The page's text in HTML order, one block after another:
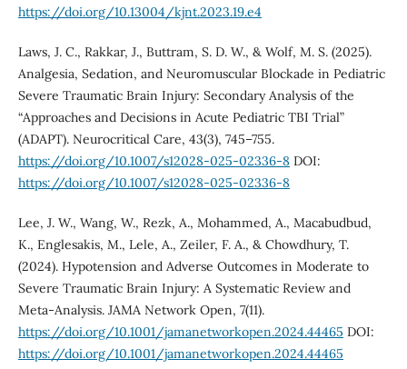
https://doi.org/10.13004/kjnt.2023.19.e4
Laws, J. C., Rakkar, J., Buttram, S. D. W., & Wolf, M. S. (2025).
Analgesia, Sedation, and Neuromuscular Blockade in Pediatric
Severe Traumatic Brain Injury: Secondary Analysis of the
“Approaches and Decisions in Acute Pediatric TBI Trial”
(ADAPT). Neurocritical Care, 43(3), 745–755.
https://doi.org/10.1007/s12028-025-02336-8DOI:
https://doi.org/10.1007/s12028-025-02336-8
Lee, J. W., Wang, W., Rezk, A., Mohammed, A., Macabudbud,
K., Englesakis, M., Lele, A., Zeiler, F. A., & Chowdhury, T.
(2024). Hypotension and Adverse Outcomes in Moderate to
Severe Traumatic Brain Injury: A Systematic Review and
Meta-Analysis. JAMA Network Open, 7(11).
https://doi.org/10.1001/jamanetworkopen.2024.44465 DOI:
https://doi.org/10.1001/jamanetworkopen.2024.44465